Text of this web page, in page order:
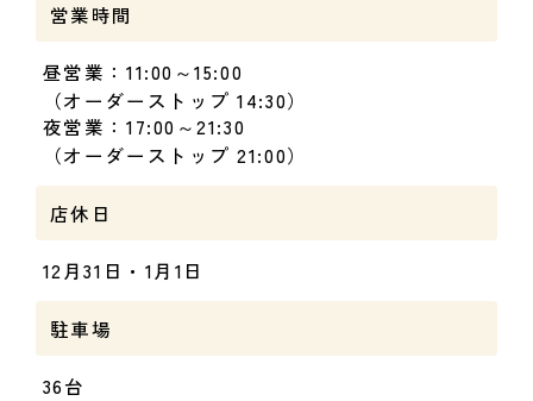
営業時間
昼営業：11:00～15:00
（オーダーストップ 14:30）
夜営業：17:00～21:30
（オーダーストップ 21:00）
店休日
12月31日・1月1日
駐車場
36台